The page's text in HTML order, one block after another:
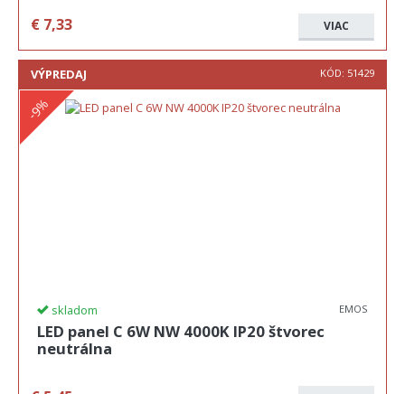
€ 7,33 VIAC
VÝPREDAJ KÓD: 51429
-9%
skladom EMOS
LED panel C 6W NW 4000K IP20 štvorec
neutrálna